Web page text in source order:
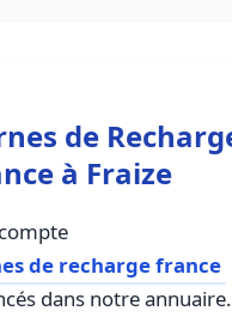
de
à Fraize
de recharge france
dans notre